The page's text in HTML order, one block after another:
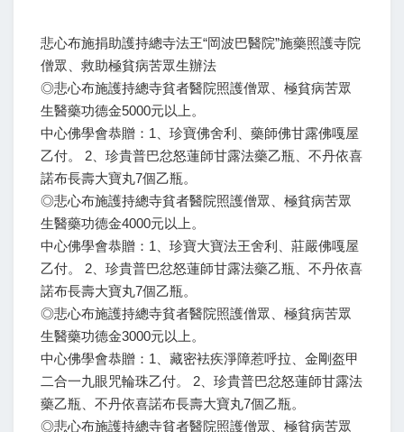
悲心布施捐助護持總寺法王“岡波巴醫院”施藥照護寺院
僧眾、救助極貧病苦眾生辦法
◎悲心布施護持總寺貧者醫院照護僧眾、極貧病苦眾
生醫藥功德金5000元以上。
中心佛學會恭贈：1、珍寶佛舍利、藥師佛甘露佛嘎屋
乙付。 2、珍貴普巴忿怒蓮師甘露法藥乙瓶、不丹依喜
諾布長壽大寶丸7個乙瓶。
◎悲心布施護持總寺貧者醫院照護僧眾、極貧病苦眾
生醫藥功德金4000元以上。
中心佛學會恭贈：1、珍寶大寶法王舍利、莊嚴佛嘎屋
乙付。 2、珍貴普巴忿怒蓮師甘露法藥乙瓶、不丹依喜
諾布長壽大寶丸7個乙瓶。
◎悲心布施護持總寺貧者醫院照護僧眾、極貧病苦眾
生醫藥功德金3000元以上。
中心佛學會恭贈：1、藏密袪疾淨障惹呼拉、金剛盔甲
二合一九眼咒輪珠乙付。 2、珍貴普巴忿怒蓮師甘露法
藥乙瓶、不丹依喜諾布長壽大寶丸7個乙瓶。
◎悲心布施護持總寺貧者醫院照護僧眾、極貧病苦眾